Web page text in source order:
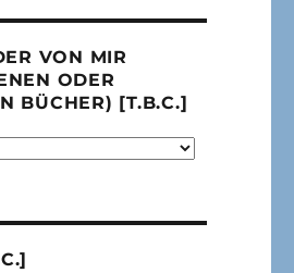
VON MIR
ODER
BÜCHER) [T.B.C.]